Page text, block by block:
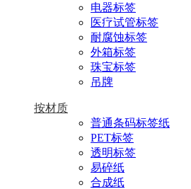
电器标签
医疗试管标签
耐腐蚀标签
外箱标签
珠宝标签
吊牌
按材质
普通条码标签纸
PET标签
透明标签
易碎纸
合成纸